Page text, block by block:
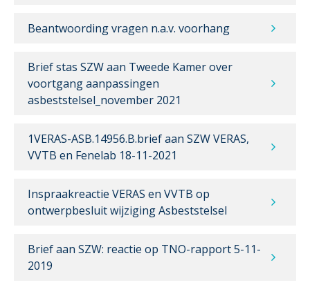
Beantwoording vragen n.a.v. voorhang
Brief stas SZW aan Tweede Kamer over
voortgang aanpassingen
asbeststelsel_november 2021
1VERAS-ASB.14956.B.brief aan SZW VERAS,
VVTB en Fenelab 18-11-2021
Inspraakreactie VERAS en VVTB op
ontwerpbesluit wijziging Asbeststelsel
Brief aan SZW: reactie op TNO-rapport 5-11-
2019